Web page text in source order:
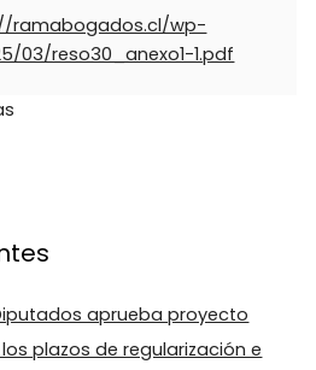
ramabogados.cl/wp-
03/reso30_anexo1-1.pdf
aprueba proyecto
plazos de regularización e